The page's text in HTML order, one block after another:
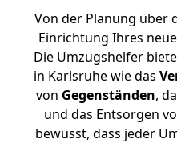
Von der Planung über
Einrichtung Ihres
Die Umzugshelfer
in Karlsruhe wie das
von Gegenständen,
und das Entsorgen
bewusst, dass jeder